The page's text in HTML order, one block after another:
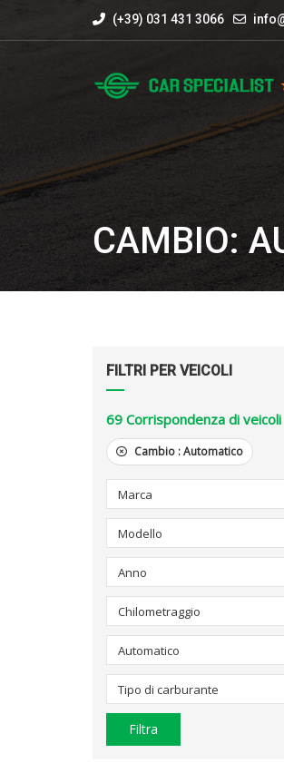
(+39) 031 431 3066
CAMBIO:
FILTRI PER VEICOLI
69 Corrispondenza di veicoli
Cambio :Automatico
Marca
Modello
Anno
Chilometraggio
Automatico
Tipo di carburante
Filtra